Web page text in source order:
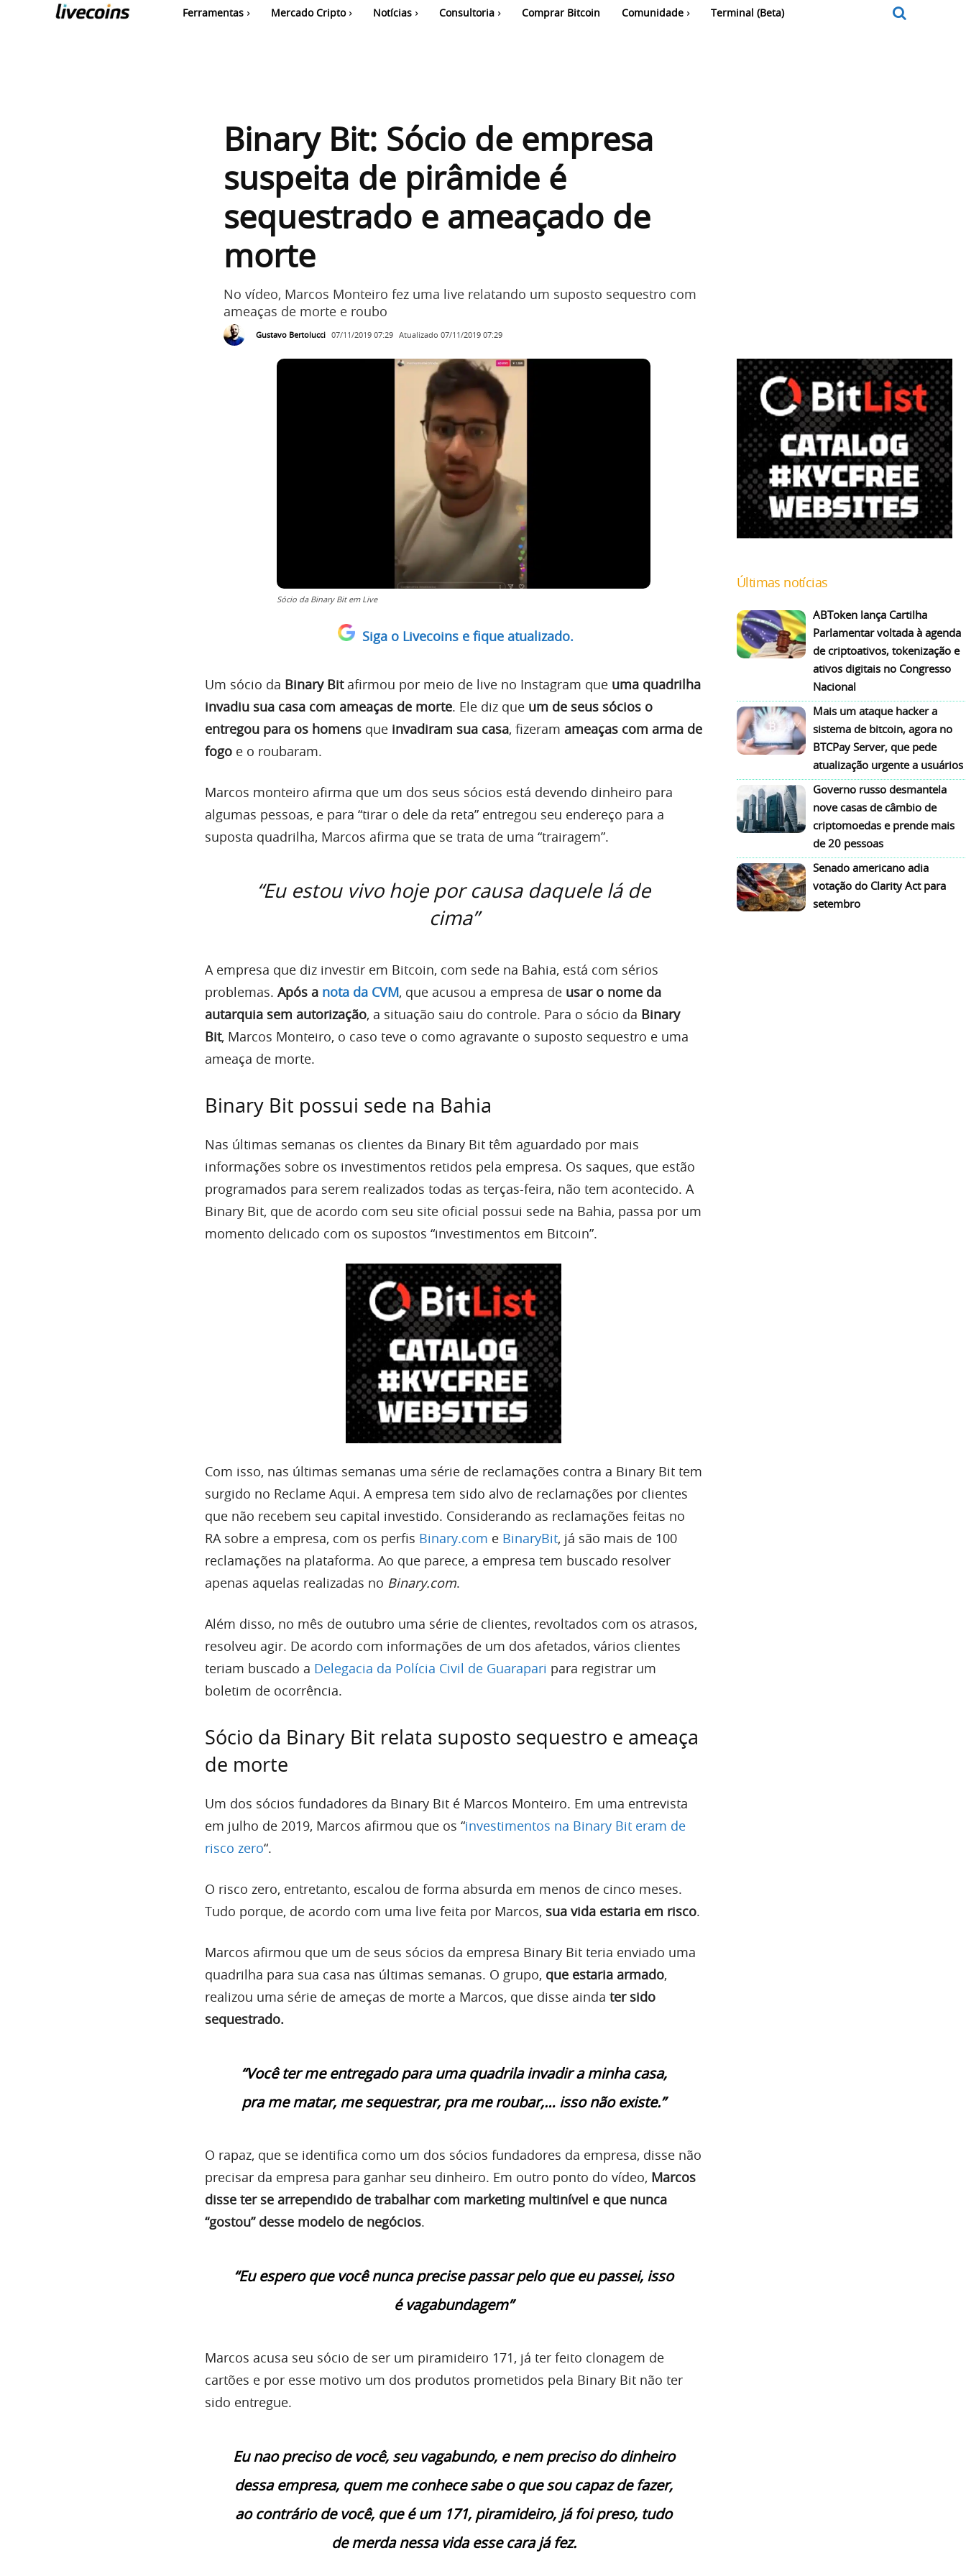
Ferramentas Mercado Cripto Notícias Consultoria Comprar Bitcoin Comunidade Terminal (Beta)
Binary Bit: Sócio de empresa
suspeita de pirâmide é
sequestrado e ameaçado de
morte
No vídeo, Marcos Monteiro fez uma live relatando um suposto sequestro com
ameaças de morte e roubo
Gustavo Bertolucci 07/11/2019 07:29 Atualizado 07/11/2019 07:29
Sócio da Binary Bit em Live
Siga o Livecoins e fique atualizado.
Um sócio da Binary Bitafirmou por meio de live no Instagram que uma quadrilha
invadiu sua casa com ameaças de morte. Ele diz que um de seus sócios o
entregou para os homens que invadiram sua casa, fizeram ameaças com arma de
fogo e o roubaram.
Marcos monteiro afirma que um dos seus sócios está devendo dinheiro para
algumas pessoas, e para “tirar o dele da reta” entregou seu endereço para a
suposta quadrilha, Marcos afirma que se trata de uma “trairagem”.
“Eu estou vivo hoje por causa daquele lá de
cima”
A empresa que diz investir em Bitcoin, com sede na Bahia, está com sérios
problemas. Após a nota da CVM, que acusou a empresa de usar o nome da
autarquia sem autorização, a situação saiu do controle. Para o sócio da Binary
Bit, Marcos Monteiro, o caso teve o como agravante o suposto sequestro e uma
ameaça de morte.
Binary Bit possui sede na Bahia
Nas últimas semanas os clientes da Binary Bit têm aguardado por mais
informações sobre os investimentos retidos pela empresa. Os saques, que estão
programados para serem realizados todas as terças-feira, não tem acontecido. A
Binary Bit, que de acordo com seu site oficial possui sede na Bahia, passa por um
momento delicado com os supostos “investimentos em Bitcoin”.
Com isso, nas últimas semanas uma série de reclamações contra a Binary Bit tem
surgido no Reclame Aqui. A empresa tem sido alvo de reclamações por clientes
que não recebem seu capital investido. Considerando as reclamações feitas no
RA sobre a empresa, com os perfis Binary.com e BinaryBit, já são mais de 100
reclamações na plataforma. Ao que parece, a empresa tem buscado resolver
apenas aquelas realizadas no Binary.com.
Além disso, no mês de outubro uma série de clientes, revoltados com os atrasos,
resolveu agir. De acordo com informações de um dos afetados, vários clientes
teriam buscado a Delegacia da Polícia Civil de Guarapari para registrar um
boletim de ocorrência.
Sócio da Binary Bit relata suposto sequestro e ameaça
de morte
Um dos sócios fundadores da Binary Bit é Marcos Monteiro. Em uma entrevista
em julho de 2019, Marcos afirmou que os “investimentos na Binary Bit eram de
risco zero“.
O risco zero, entretanto, escalou de forma absurda em menos de cinco meses.
Tudo porque, de acordo com uma live feita por Marcos, sua vida estaria em risco.
Marcos afirmou que um de seus sócios da empresa Binary Bit teria enviado uma
quadrilha para sua casa nas últimas semanas. O grupo, que estaria armado,
realizou uma série de ameças de morte a Marcos, que disse ainda ter sido
sequestrado.
“Você ter me entregado para uma quadrila invadir a minha casa,
pra me matar, me sequestrar, pra me roubar,… isso não existe.”
O rapaz, que se identifica como um dos sócios fundadores da empresa, disse não
precisar da empresa para ganhar seu dinheiro. Em outro ponto do vídeo, Marcos
disse ter se arrependido de trabalhar com marketing multinível e que nunca
“gostou” desse modelo de negócios.
“Eu espero que você nunca precise passar pelo que eu passei, isso
é vagabundagem”
Marcos acusa seu sócio de ser um piramideiro 171, já ter feito clonagem de
cartões e por esse motivo um dos produtos prometidos pela Binary Bit não ter
sido entregue.
Eu nao preciso de você, seu vagabundo, e nem preciso do dinheiro
dessa empresa, quem me conhece sabe o que sou capaz de fazer,
ao contrário de você, que é um 171, piramideiro, já foi preso, tudo
de merda nessa vida esse cara já fez.
Últimas notícias
ABToken lança Cartilha
Parlamentar voltada à agenda
de criptoativos, tokenização e
ativos digitais no Congresso
Nacional
Mais um ataque hacker a
sistema de bitcoin, agora no
BTCPay Server, que pede
atualização urgente a usuários
Governo russo desmantela
nove casas de câmbio de
criptomoedas e prende mais
de 20 pessoas
Senado americano adia
votação do Clarity Act para
setembro